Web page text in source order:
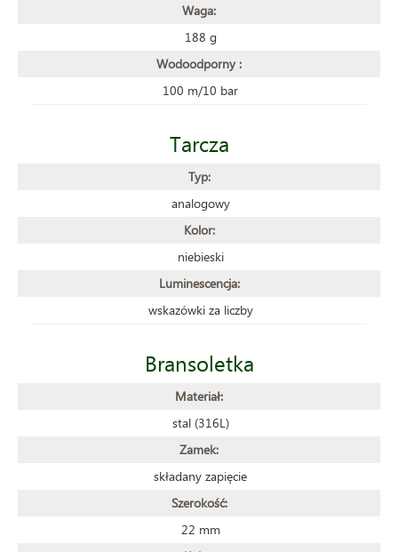
Waga:
188 g
Wodoodporny :
100 m/10 bar
Tarcza
Typ:
analogowy
Kolor:
niebieski
Luminescencja:
wskazówki za liczby
Bransoletka
Materiał:
stal (316L)
Zamek:
składany zapięcie
Szerokość:
22 mm